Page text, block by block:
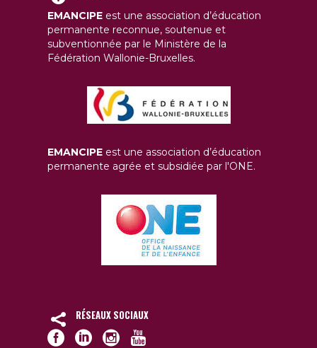
EMANCIPE est une association d’éducation
permanente reconnue, soutenue et
subventionnée par le Ministère de la
Fédération Wallonie-Bruxelles.
EMANCIPE est une association d’éducation
permanente agrée et subsidiée par l'ONE.
RÉSEAUX SOCIAUX